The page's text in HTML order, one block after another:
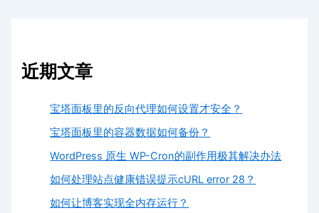
近期文章
宝塔面板里的反向代理如何设置才安全？
宝塔面板里的容器数据如何备份？
WordPress 原生 WP-Cron的副作用极其解决办法
如何处理站点健康错误提示cURL error 28？
如何让博客实现全内存运行？